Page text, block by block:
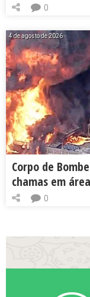
0
4 de agosto de 2026
Corpo de
chamas em
0